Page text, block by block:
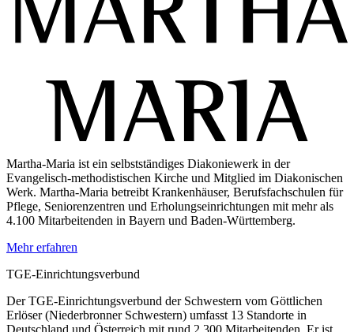
Martha-Maria ist ein selbstständiges Diakoniewerk in der
Evangelisch-methodistischen Kirche und Mitglied im Diakonischen
Werk. Martha-Maria betreibt Krankenhäuser, Berufsfachschulen für
Pflege, Seniorenzentren und Erholungseinrichtungen mit mehr als
4.100 Mitarbeitenden in Bayern und Baden-Württemberg.
Mehr erfahren
TGE-Einrichtungsverbund
Der TGE-Einrichtungsverbund der Schwestern vom Göttlichen
Erlöser (Niederbronner Schwestern) umfasst 13 Standorte in
Deutschland und Österreich mit rund 2.300 Mitarbeitenden. Er ist